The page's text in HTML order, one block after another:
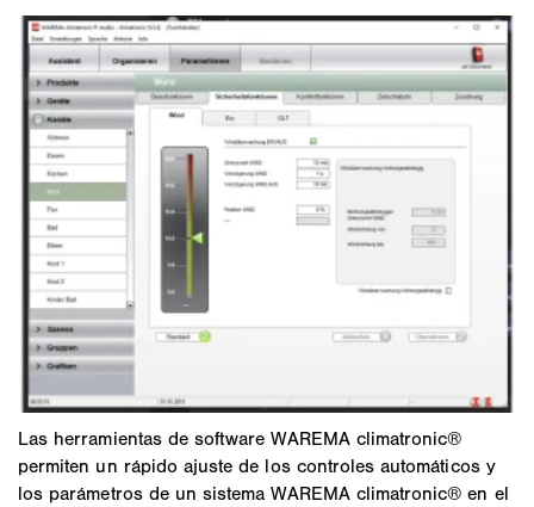
Las herramientas de software WAREMA climatronic®
permiten un rápido ajuste de los controles automáticos y
los parámetros de un sistema WAREMA climatronic® en el